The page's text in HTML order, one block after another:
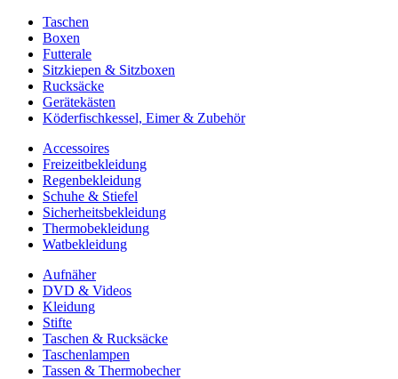
Taschen
Boxen
Futterale
Sitzkiepen & Sitzboxen
Rucksäcke
Gerätekästen
Köderfischkessel, Eimer & Zubehör
Accessoires
Freizeitbekleidung
Regenbekleidung
Schuhe & Stiefel
Sicherheitsbekleidung
Thermobekleidung
Watbekleidung
Aufnäher
DVD & Videos
Kleidung
Stifte
Taschen & Rucksäcke
Taschenlampen
Tassen & Thermobecher